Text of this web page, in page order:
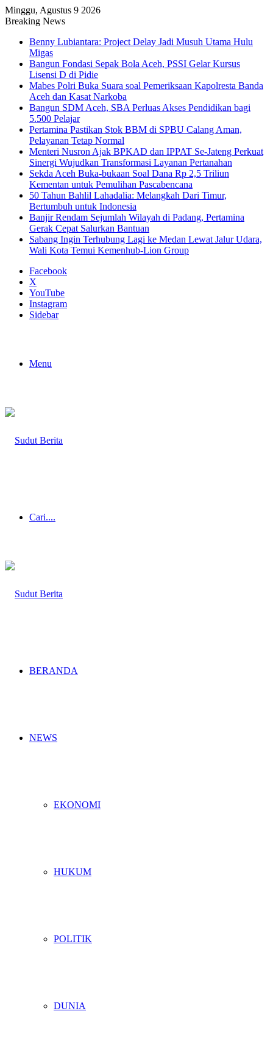
Minggu, Agustus 9 2026
Breaking News
Benny Lubiantara: Project Delay Jadi Musuh Utama Hulu
Migas
Bangun Fondasi Sepak Bola Aceh, PSSI Gelar Kursus
Lisensi D di Pidie
Mabes Polri Buka Suara soal Pemeriksaan Kapolresta Banda
Aceh dan Kasat Narkoba
Bangun SDM Aceh, SBA Perluas Akses Pendidikan bagi
5.500 Pelajar
Pertamina Pastikan Stok BBM di SPBU Calang Aman,
Pelayanan Tetap Normal
Menteri Nusron Ajak BPKAD dan IPPAT Se-Jateng Perkuat
Sinergi Wujudkan Transformasi Layanan Pertanahan
Sekda Aceh Buka-bukaan Soal Dana Rp 2,5 Triliun
Kementan untuk Pemulihan Pascabencana
50 Tahun Bahlil Lahadalia: Melangkah Dari Timur,
Bertumbuh untuk Indonesia
Banjir Rendam Sejumlah Wilayah di Padang, Pertamina
Gerak Cepat Salurkan Bantuan
Sabang Ingin Terhubung Lagi ke Medan Lewat Jalur Udara,
Wali Kota Temui Kemenhub-Lion Group
Facebook
X
YouTube
Instagram
Sidebar
Menu
Cari....
BERANDA
NEWS
EKONOMI
HUKUM
POLITIK
DUNIA